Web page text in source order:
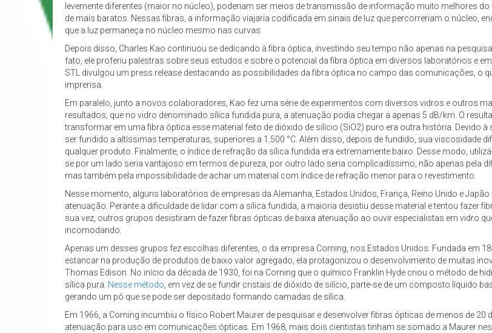
levemente diferentes (maior no núcleo), poderiam ser meios de transmissão de informação muito melhores do
de mais baratos. Nessas fibras, a informação viajaria codificada em sinais de luz que percorreriam o núcleo,
que a luz permaneça no núcleo mesmo nas curvas.
Depois disso, Charles Kao continuou se dedicando à fibra óptica, investindo seu tempo não apenas na
fato, ele proferiu palestras sobre seus estudos e sobre o potencial da fibra óptica em diversos laboratórios e
STL divulgou um press release destacando as possibilidades da fibra óptica no campo das comunicações, o
imprensa.
Em paralelo, junto a novos colaboradores, Kao fez uma série de experimentos com diversos vidros e outros
resultados, que no vidro denominado sílica fundida pura, a atenuação podia chegar a apenas 5 dB/km. O
transformar em uma fibra óptica esse material feito de dióxido de silício (SiO2) puro era outra história. Devido à
ser fundido a altíssimas temperaturas, superiores a 1.500 °C. Além disso, depois de fundido, sua viscosidade
qualquer produto. Finalmente, o índice de refração da sílica fundida era extremamente baixo. Desse modo,
se por um lado seria vantajoso em termos de pureza, por outro lado seria complicadíssimo, não apenas pela
mas também pela impossibilidade de achar um material com índice de refração menor para o revestimento.
Nesse momento, alguns laboratórios de empresas da Alemanha, Estados Unidos, França, Reino Unido e
atenuação. Perante a dificuldade de lidar com a sílica fundida, a maioria desistiu desse material e tentou fazer
sua vez, outros grupos desistiram de fazer fibras ópticas de baixa atenuação ao ouvir especialistas em vidro
incomodando.
Apenas um desses grupos fez escolhas diferentes, o da empresa Corning, nos Estados Unidos. Fundada em
estancar na produção de produtos de baixo valor agregado, ela protagonizou o desenvolvimento de muitas
Thomas Edison. No início da década de 1930, foi na Corning que o químico Franklin Hyde criou o método de
sílica pura. Nesse método , em vez de se fundir cristais de dióxido de silício, parte-se de um composto líquido
gerando um pó que se pode ser depositado formando camadas de sílica.
Em 1966, a Corning incumbiu o físico Robert Maurer de pesquisar e desenvolver fibras ópticas de menos de 20
atenuação para uso em comunicações ópticas. Em 1968, mais dois cientistas tinham se somado a Maurer